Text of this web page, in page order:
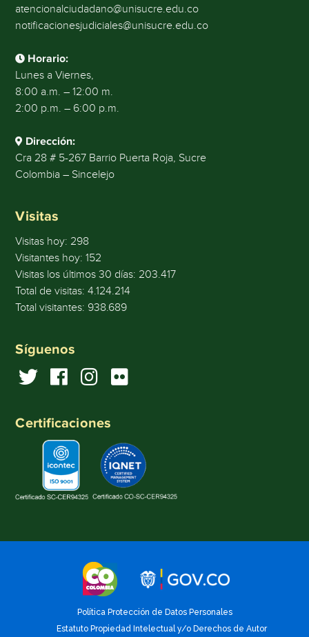
atencionalciudadano@unisucre.edu.co
notificacionesjudiciales@unisucre.edu.co
Horario:
Lunes a Viernes,
8:00 a.m. – 12:00 m.
2:00 p.m. – 6:00 p.m.
Dirección:
Cra 28 # 5-267 Barrio Puerta Roja, Sucre
Colombia – Sincelejo
Visitas
Visitas hoy: 298
Visitantes hoy:152
Visitas los últimos 30 días: 203.417
Total de visitas:4.124.214
Total visitantes: 938.689
Síguenos
Certificaciones
Política Protección de Datos Personales
Estatuto Propiedad Intelectual y/o Derechos de Autor